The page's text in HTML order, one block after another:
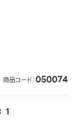
商品コード：050074
1